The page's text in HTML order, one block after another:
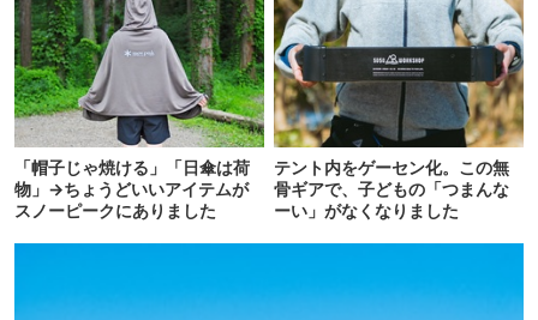
「帽子じゃ焼ける」「日傘は荷
物」→ちょうどいいアイテムが
スノーピークにありました
テント内をゲーセン化。この無
骨ギアで、子どもの「つまんな
ーい」がなくなりました